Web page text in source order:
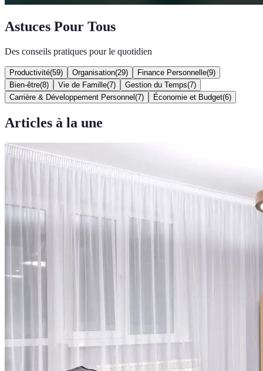
Astuces Pour Tous
Des conseils pratiques pour le quotidien
Productivité(59) Organisation(29) Finance Personnelle(9)
Bien-être(8) Vie de Famille(7) Gestion du Temps(7)
Carrière & Développement Personnel (7) Économie et Budget(6)
Articles à la une